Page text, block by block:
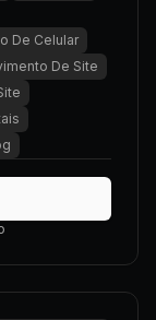
De Celular
De Site